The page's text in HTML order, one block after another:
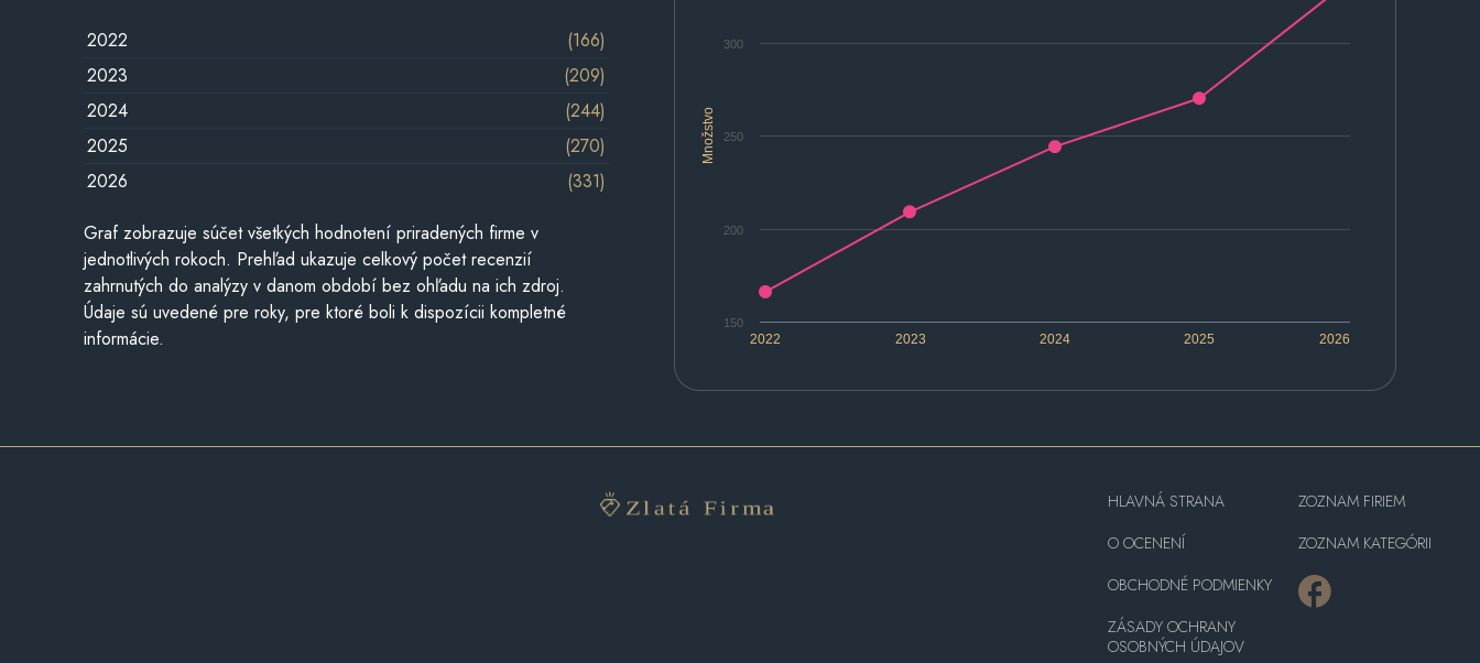
Množstvo
2022 2023 2024 2025 2026
150
200
250
300
2022
(166)
2023
(209)
2024
(244)
2025
(270)
2026
(331)
Graf zobrazuje súčet všetkých hodnotení priradených firme v
jednotlivých rokoch. Prehľad ukazuje celkový počet recenzií
zahrnutých do analýzy v danom období bez ohľadu na ich zdroj.
Údaje sú uvedené pre roky, pre ktoré boli k dispozícii kompletné
informácie.
HLAVNÁ STRANA
O OCENENÍ
OBCHODNÉ PODMIENKY
ZÁSADY OCHRANY
OSOBNÝCH ÚDAJOV
ZOZNAM FIRIEM
ZOZNAM KATEGÓRII